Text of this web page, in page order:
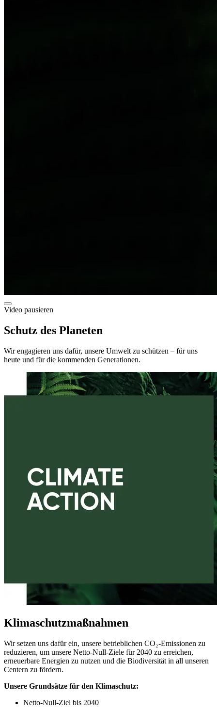
Video pausieren
Schutz des Planeten
Wir engagieren uns dafür, unsere Umwelt zu schützen – für uns
heute und für die kommenden Generationen.
Klimaschutzmaßnahmen
Wir setzen uns dafür ein, unsere betrieblichen CO₂-Emissionen zu
reduzieren, um unsere Netto-Null-Ziele für 2040 zu erreichen,
erneuerbare Energien zu nutzen und die Biodiversität in all unseren
Centern zu fördern.
Unsere Grundsätze für den Klimaschutz:
Netto-Null-Ziel bis 2040